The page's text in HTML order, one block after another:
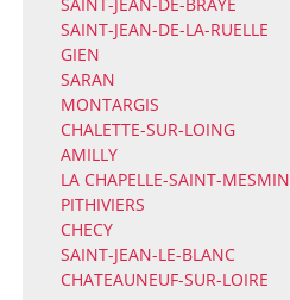
SAINT-JEAN-DE-LA-RUELLE
GIEN
SARAN
MONTARGIS
CHALETTE-SUR-LOING
AMILLY
LA CHAPELLE-SAINT-MESMIN
PITHIVIERS
CHECY
SAINT-JEAN-LE-BLANC
CHATEAUNEUF-SUR-LOIRE